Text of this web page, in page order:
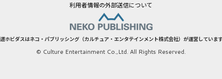
利用者情報の外部送信について
ホビダスはネコ・パブリッシング（カルチュア・エンタテインメント株式会社）が運営していま
© Culture Entertainment Co.,Ltd. All Rights Reserved.